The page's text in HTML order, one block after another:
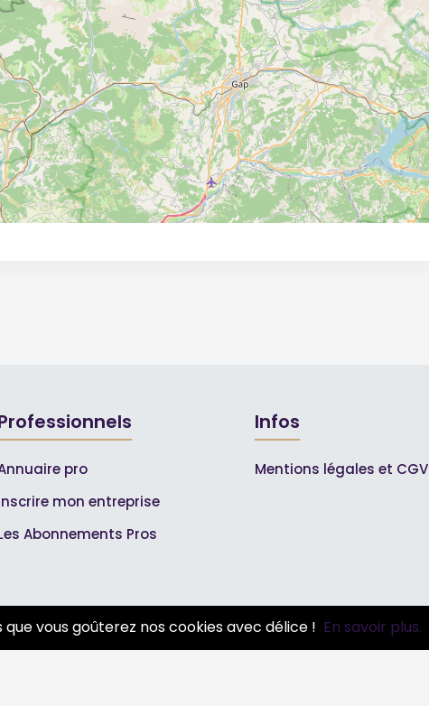
pro
mon entreprise
Abonnements Pros
Infos
Mentions légales et CGV
vous goûterez nos cookies avec délice ! En savoir plus.